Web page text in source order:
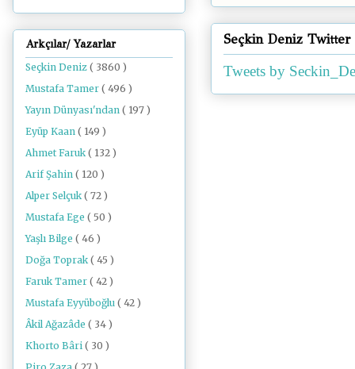
Seçkin Deniz Twitter
Tweets by
Arkçılar/ Yazarlar
Seçkin Deniz ( 3860 )
Mustafa Tamer ( 496 )
Yayın Dünyası'ndan ( 197 )
Eyüp Kaan ( 149 )
Ahmet Faruk ( 132 )
Arif Şahin ( 120 )
Alper Selçuk ( 72 )
Mustafa Ege ( 50 )
Yaşlı Bilge ( 46 )
Doğa Toprak ( 45 )
Faruk Tamer ( 42 )
Mustafa Eyyüboğlu ( 42 )
Âkil Ağazâde ( 34 )
Khorto Bâri ( 30 )